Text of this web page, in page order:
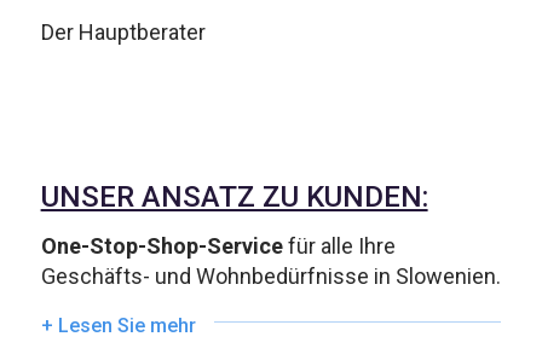
Der Hauptberater
UNSER ANSATZ ZU KUNDEN:
One-Stop-Shop-Servicefür alle Ihre
Geschäfts- und Wohnbedürfnisse in Slowenien.
+ Lesen Sie mehr